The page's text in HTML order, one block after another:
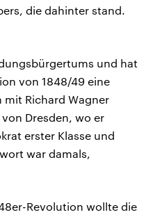
die dahinter stand.
und hat
von 1848/49 eine
mit Richard Wagner
Dresden, wo er
erster Klasse und
war damals,
Revolution wollte die